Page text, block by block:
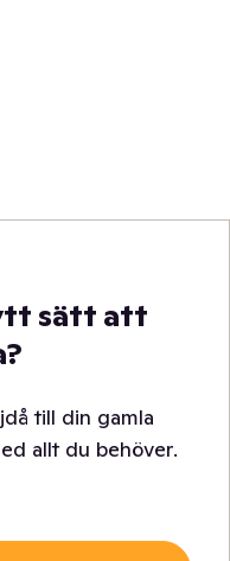
sätt att
till din gamla
allt du behöver.